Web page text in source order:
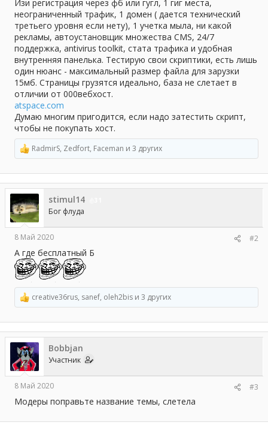
Изи регистрация через фб или гугл, 1 гиг места,
неограниченный трафик, 1 домен ( дается технический
третьего уровня если нету), 1 учетка мыла, ни какой
рекламы, автоустановщик множества CMS, 24/7
поддержка, antivirus toolkit, стата трафика и удобная
внутренняя панелька. Тестирую свои скриптики, есть лишь
один нюанс - максимальный размер файла для зарузки
15мб. Страницы грузятся идеально, база не слетает в
отличии от 000вебхост.
atspace.com
Думаю многим пригодится, если надо затестить скрипт,
чтобы не покупать хост.
Р
е
а
к
ц
и
и
:
RadmirS, Zedfort, Faceman и 3 других
stimul14
Бог флуда
8 Май 2020 #2
А где бесплатный Б
Р
е
а
к
ц
и
и
:
creative36rus, sanef, oleh2bis и 3 других
Bobbjan
Участник
8 Май 2020 #3
Модеры поправьте название темы, слетела